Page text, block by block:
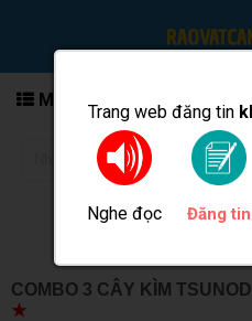
Trang web đăng tin
Nghe đọc Đăng tin
MENU
COMBO 3 CÂY KÌM
★